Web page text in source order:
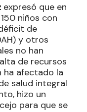
expresó que en
niños con
de
y otros
no han
de recursos
ha afectado la
salud integral
hizo un
para que se